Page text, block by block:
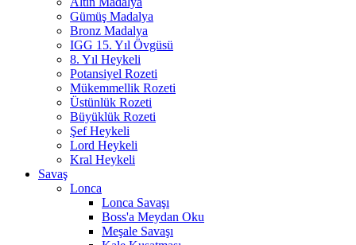
Gümüş Madalya
Bronz Madalya
IGG 15. Yıl Övgüsü
8. Yıl Heykeli
Potansiyel Rozeti
Mükemmellik Rozeti
Üstünlük Rozeti
Büyüklük Rozeti
Şef Heykeli
Lord Heykeli
Kral Heykeli
Savaş
Lonca
Lonca Savaşı
Boss'a Meydan Oku
Meşale Savaşı